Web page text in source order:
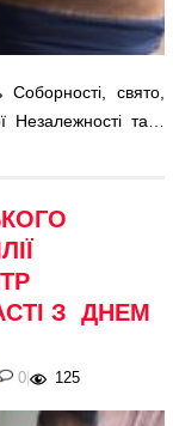
Соборності, свято,
Незалежності та…
З ДНЕМ
0 | 125